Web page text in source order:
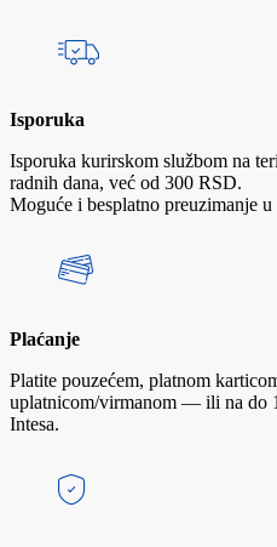
Isporuka
Isporuka kurirskom službom na
radnih dana, već od 300 RSD.
Moguće i besplatno preuzimanje
Plaćanje
Platite pouzećem, platnom
uplatnicom/virmanom — ili na do
Intesa.